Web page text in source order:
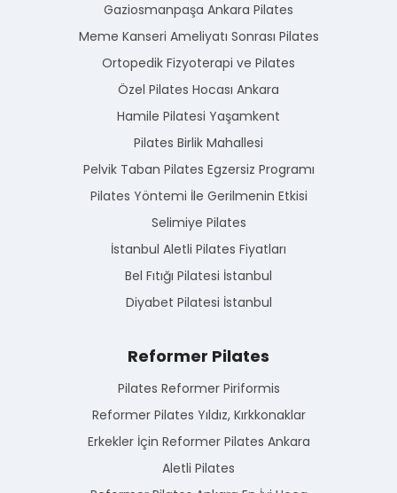
Gaziosmanpaşa Ankara Pilates
Meme Kanseri Ameliyatı Sonrası Pilates
Ortopedik Fizyoterapi ve Pilates
Özel Pilates Hocası Ankara
Hamile Pilatesi Yaşamkent
Pilates Birlik Mahallesi
Pelvik Taban Pilates Egzersiz Programı
Pilates Yöntemi İle Gerilmenin Etkisi
Selimiye Pilates
İstanbul Aletli Pilates Fiyatları
Bel Fıtığı Pilatesi İstanbul
Diyabet Pilatesi İstanbul
Reformer Pilates
Pilates Reformer Piriformis
Reformer Pilates Yıldız, Kırkkonaklar
Erkekler İçin Reformer Pilates Ankara
Aletli Pilates